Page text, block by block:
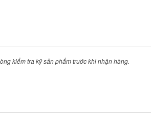
kiểm tra kỹ sản phẩm trước khi nhận hàng.